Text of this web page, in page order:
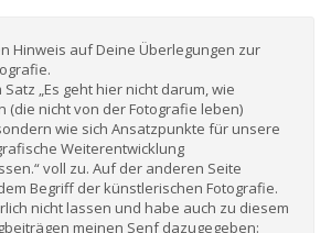
Hinweis auf Deine Überlegungen zur
„Es geht hier nicht darum, wie
(die nicht von der Fotografie leben)
wie sich Ansatzpunkte für unsere
Weiterentwicklung
voll zu. Auf der anderen Seite
Begriff der künstlerischen Fotografie.
nicht lassen und habe auch zu diesem
meinen Senf dazugegeben: